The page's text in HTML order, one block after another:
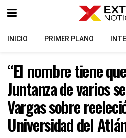
INICIO PRIMER PLANO
“El nombre tiene
Juntanza de varios
Vargas sobre
Universidad del